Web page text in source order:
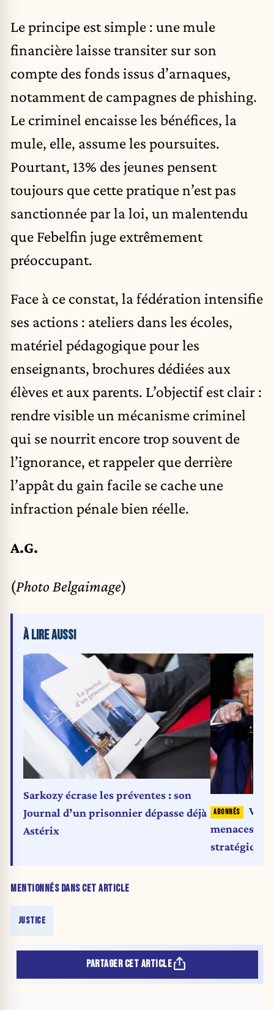
Le principe est simple : une mule
financière laisse transiter sur son
compte des fonds issus d’arnaques,
notamment de campagnes de phishing.
Le criminel encaisse les bénéfices, la
mule, elle, assume les poursuites.
Pourtant, 13% des jeunes pensent
toujours que cette pratique n’est pas
sanctionnée par la loi, un malentendu
que Febelfin juge extrêmement
préoccupant.
Face à ce constat, la fédération intensifie
ses actions : ateliers dans les écoles,
matériel pédagogique pour les
enseignants, brochures dédiées aux
élèves et aux parents. L’objectif est clair :
rendre visible un mécanisme criminel
qui se nourrit encore trop souvent de
l’ignorance, et rappeler que derrière
l’appât du gain facile se cache une
infraction pénale bien réelle.
A.G.
(Photo Belgaimage)
MENTIONNÉS DANS CET ARTICLE
JUSTICE
À LIRE AUSSI
Sarkozy écrase les préventes : son
Journal d’un prisonnier dépasse déjà
Astérix
menaces
stratégique
PARTAGER CET ARTICLE